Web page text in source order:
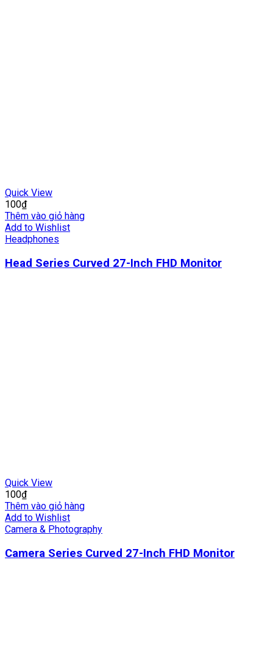
Quick View
100₫
Thêm vào giỏ hàng
Add to Wishlist
Headphones
Head Series Curved 27-Inch FHD Monitor
Quick View
100₫
Thêm vào giỏ hàng
Add to Wishlist
Camera & Photography
Camera Series Curved 27-Inch FHD Monitor